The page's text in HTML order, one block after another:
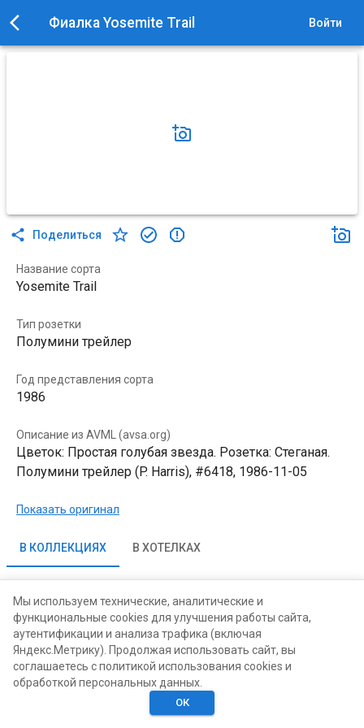
Фиалка Yosemite Trail Войти
Поделиться
Название сорта
Yosemite Trail
Тип розетки
Полумини трейлер
Год представления сорта
1986
Описание из AVML (avsa.org)
Цветок: Простая голубая звезда. Розетка: Стеганая.
Полумини трейлер (P. Harris), #6418, 1986-11-05
Показать оригинал
В КОЛЛЕКЦИЯХ В ХОТЕЛКАХ
Хотелки
Мы используем технические, аналитические и
функциональные cookies для улучшения работы сайта,
аутентификации и анализа трафика (включая
Яндекс.Метрику). Продолжая использовать сайт, вы
соглашаетесь с политикой использования cookies и
обработкой персональных данных.
ОК